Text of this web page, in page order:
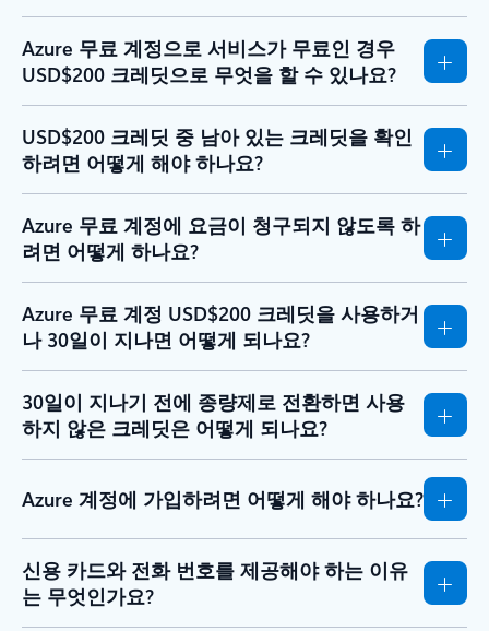
Azure 무료 계정으로 서비스가 무료인 경우
USD$200 크레딧으로 무엇을 할 수 있나요?
USD$200 크레딧 중 남아 있는 크레딧을 확인
하려면 어떻게 해야 하나요?
Azure 무료 계정에 요금이 청구되지 않도록 하
려면 어떻게 하나요?
Azure 무료 계정 USD$200 크레딧을 사용하거
나 30일이 지나면 어떻게 되나요?
30일이 지나기 전에 종량제로 전환하면 사용
하지 않은 크레딧은 어떻게 되나요?
Azure 계정에 가입하려면 어떻게 해야 하나요?
신용 카드와 전화 번호를 제공해야 하는 이유
는 무엇인가요?